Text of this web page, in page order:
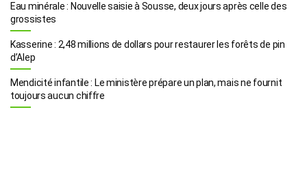
Eau minérale : Nouvelle saisie à Sousse, deux jours après celle des
grossistes
Kasserine : 2,48 millions de dollars pour restaurer les forêts de pin
d’Alep
Mendicité infantile : Le ministère prépare un plan, mais ne fournit
toujours aucun chiffre